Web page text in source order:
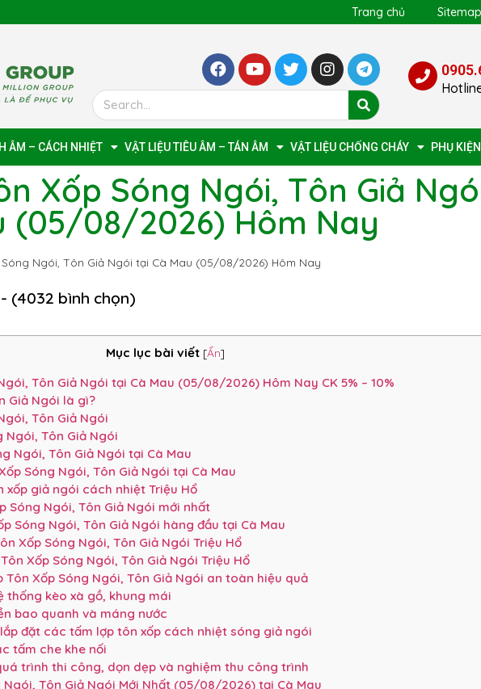
Trang chủ Sitemap
ÂM – CÁCH NHIỆT VẬT LIỆU TIÊU ÂM – TÁN ÂM VẬT LIỆU CHỐNG CHÁY PHỤ
Xốp Sóng Ngói, Tôn Giả
(05/08/2026) Hôm Nay
Ngói, Tôn Giả Ngói tại Cà Mau (05/08/2026) Hôm Nay
(4032 bình chọn)
Mục lục bài viết [Ẩn]
Tôn Giả Ngói tại Cà Mau (05/08/2026) Hôm Nay CK 5% – 10%
Giả Ngói là gì?
Tôn Giả Ngói
Ngói, Tôn Giả Ngói
Ngói, Tôn Giả Ngói tại Cà Mau
Sóng Ngói, Tôn Giả Ngói tại Cà Mau
xốp giả ngói cách nhiệt Triệu Hổ
Sóng Ngói, Tôn Giả Ngói mới nhất
Sóng Ngói, Tôn Giả Ngói hàng đầu tại Cà Mau
Xốp Sóng Ngói, Tôn Giả Ngói Triệu Hổ
Xốp Sóng Ngói, Tôn Giả Ngói Triệu Hổ
Xốp Sóng Ngói, Tôn Giả Ngói an toàn hiệu quả
thống kèo xà gồ, khung mái
bao quanh và máng nước
đặt các tấm lợp tôn xốp cách nhiệt sóng giả ngói
tấm che khe nối
trình thi công, dọn dẹp và nghiệm thu công trình
Ngói, Tôn Giả Ngói Mới Nhất (05/08/2026) tại Cà Mau